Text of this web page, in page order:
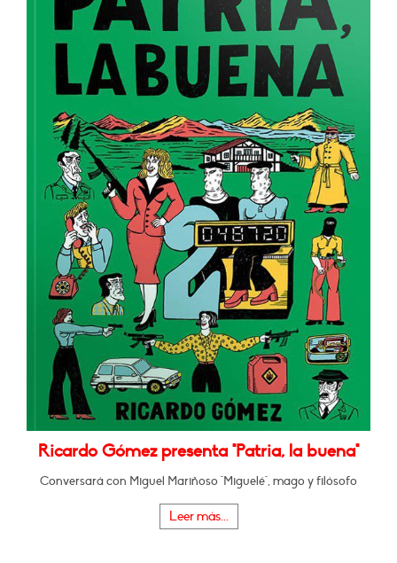
Ricardo Gómez presenta "Patria, la buena"
Conversará con Miguel Mariñoso "Miguelé", mago y filósofo
Leer más...